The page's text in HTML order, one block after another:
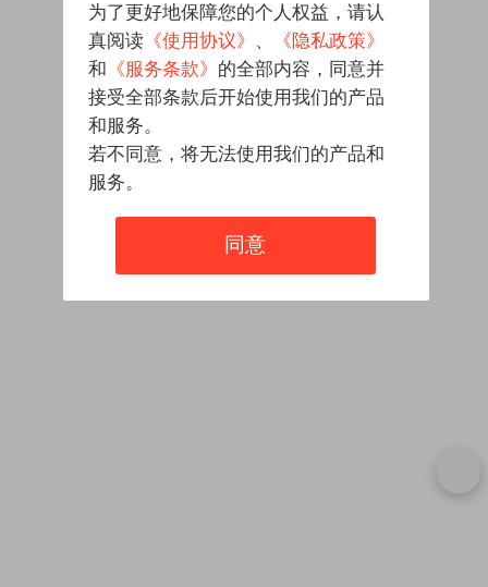
为了更好地保障您的个人权益，请认
真阅读 《使用协议》 、
《隐私政策》
和 《服务条款》 的全部内容，同意并
接受全部条款后开始使用我们的产品
和服务。
若不同意，将无法使用我们的产品和
服务。
同意